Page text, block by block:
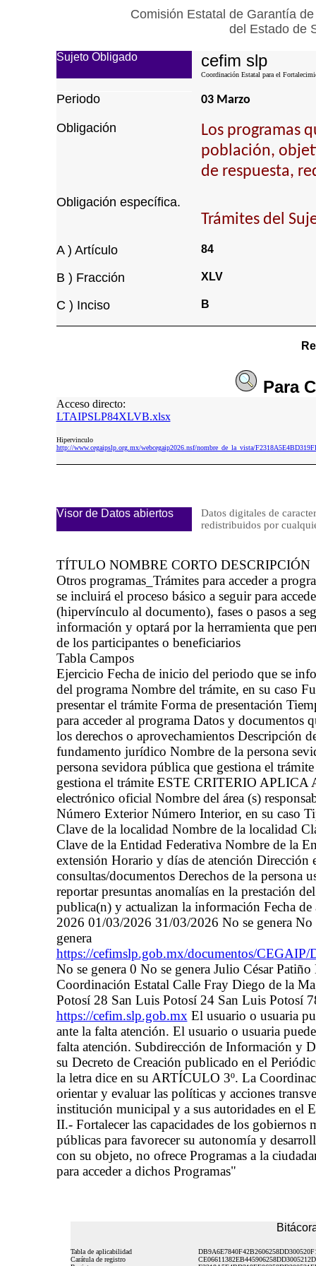
Comisión Estatal de Garantía
del Estado de
Sujeto Obligado cefim slp
Coordinación Estatal para el
Periodo 03 Marzo
Obligación
Los programas
población,
de respuesta,
Obligación específica.
Trámites del
A ) Artículo 84
B ) Fracción XLV
C ) Inciso B
Para
Acceso directo:
LTAIPSLP84XLVB.xlsx
Hipervinculo
http://www.cegaipslp.org.mx/webcegaip2026.nsf/nombre_de_la_vista/
Visor de Datos abiertos
Datos digitales de
redistribuidos por
TÍTULO NOMBRE CORTO DESCRIPCIÓN
Otros programas_Trámites para acceder a
se incluirá el proceso básico a seguir para
(hipervínculo al documento), fases o pasos a
información y optará por la herramienta que
de los participantes o beneficiarios
Tabla Campos
Ejercicio Fecha de inicio del periodo que se
del programa Nombre del trámite, en su caso
presentar el trámite Forma de presentación
para acceder al programa Datos y documentos
los derechos o aprovechamientos Descripción
fundamento jurídico Nombre de la persona
persona sevidora pública que gestiona el
gestiona el trámite ESTE CRITERIO APLICA
electrónico oficial Nombre del área (s)
Número Exterior Número Interior, en su caso
Clave de la localidad Nombre de la localidad
Clave de la Entidad Federativa Nombre de la
extensión Horario y días de atención Dirección
consultas/documentos Derechos de la persona
reportar presuntas anomalías en la prestación
publica(n) y actualizan la información Fecha de
2026 01/03/2026 31/03/2026 No se genera No
genera
https://cefimslp.gob.mx/documentos/CEGAIP/
No se genera 0 No se genera Julio César
Coordinación Estatal Calle Fray Diego de la
Potosí 28 San Luis Potosí 24 San Luis Potosí
https://cefim.slp.gob.mx El usuario o usuaria
ante la falta atención. El usuario o usuaria
falta atención. Subdirección de Información y
su Decreto de Creación publicado en el
la letra dice en su ARTÍCULO 3º. La
orientar y evaluar las políticas y acciones
institución municipal y a sus autoridades en el
II.- Fortalecer las capacidades de los gobiernos
públicas para favorecer su autonomía y
con su objeto, no ofrece Programas a la
para acceder a dichos Programas"
Tabla de aplicabilidad
Carátula de registro